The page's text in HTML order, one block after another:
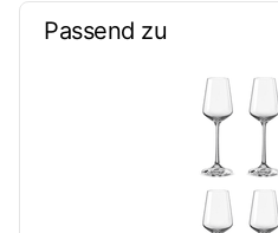
Passend zu